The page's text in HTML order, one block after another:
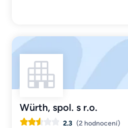
Würth, spol. s r.o.
2.3 (2 hodnocení)